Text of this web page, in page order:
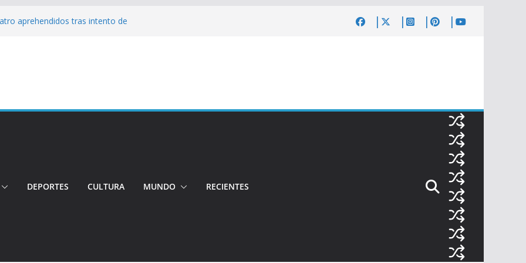
aprehendidos tras intento de
Quito reúne a líderes y
sin vida a dos jóvenes quiteños
DEPORTES CULTURA MUNDO RECIENTES